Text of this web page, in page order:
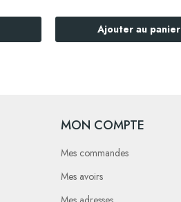
Ajouter au panier
MON COMPTE
Mes commandes
Mes avoirs